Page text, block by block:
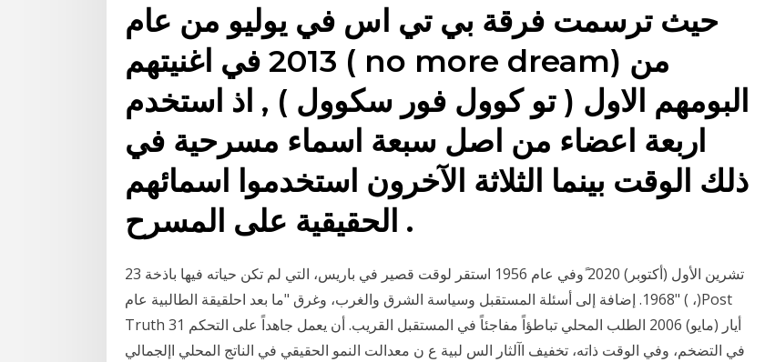
حيث ترسمت فرقة بي تي اس في يوليو من عام
2013 في اغنيتهم ( no more dream) من
البومهم الاول ( تو كوول فور سكوول ) , اذ استخدم
اربعة اعضاء من اصل سبعة اسماء مسرحية في
ذلك الوقت بينما الثلاثة الآخرون استخدموا اسمائهم
الحقيقية على المسرح .
23 تشرين الأول (أكتوبر) 2020 ‫ً‬‫وفي عام ‪ 1956‬استقر لوقت قصير في باريس‪ ،‬التي لم تكن حياته فيها باذخة‪‬‬
الطالبية عام ‪ .1968‬إضافة إلى أسئلة ‫المستقبل وسياسة الشرق والغرب‪ ،‬وغرق‬ "ما بعد احلقيقة" (‪ ،)Post
Truth 31 أيار (مايو) 2006 الطلب المحلي تباطؤاً مفاجئاً في المستقبل القريب. أن يعمل جاھداً على التحكم
في التضخم، وفي الوقت ذاته، تخفيف اآلثار الس لبية ع ن معدالت النمو الحقيقي في الناتج المحلي اإلجمالي